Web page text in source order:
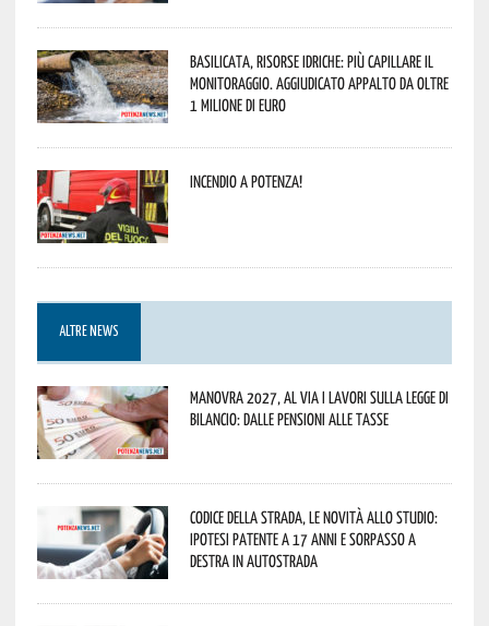
Basilicata, Risorse idriche: più capillare il
monitoraggio. Aggiudicato appalto da oltre
1 milione di euro
Incendio a Potenza!
ALTRE NEWS
Manovra 2027, al via i lavori sulla Legge di
Bilancio: dalle pensioni alle tasse
Codice della strada, le novità allo studio:
ipotesi patente a 17 anni e sorpasso a
destra in autostrada